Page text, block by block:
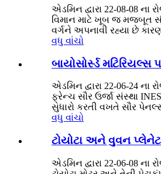
એડમિન દ્વારા 22-08-08 ના
વિમાન માટે ખૂબ જ મજબૂત
વર્ગને અપનાવી રહ્યા છે
વધુ વાંચો
બાયોસોર્સ્ડ
એડમિન દ્વારા 22-06-24 ના
ફ્રેન્ચ સૌર ઉર્જા સંસ્થા
સુધારો કરતી વખતે સૌર
વધુ વાંચો
ટોયોટા અને વુવન પ્લેનેટ
એડમિન દ્વારા 22-06-08 ના